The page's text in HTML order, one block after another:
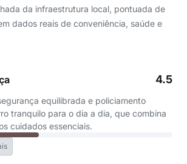
da infraestrutura local, pontuada de
dados reais de conveniência, saúde e
4.5
equilibrada e policiamento
tranquilo para o dia a dia, que combina
cuidados essenciais.